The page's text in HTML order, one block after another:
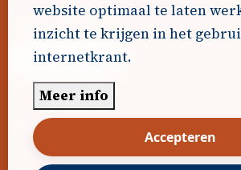
Uw advertentie hier? Contacteer
Word Partner!
© 2026 Editiepajot.com
|Disclaimer Privacybeleid
website optimaal te laten
inzicht te krijgen in het
internetkrant.
Meer info
Accepteren